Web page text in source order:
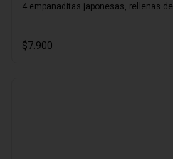
4 empanaditas japonesas, rellenas
$7.900